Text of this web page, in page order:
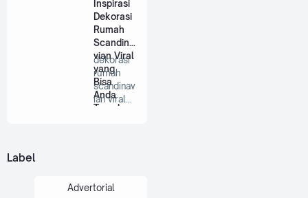
Alami
Maksima
l
besar …
Inspirasi
Dekorasi
Rumah
Scandina
vian Viral
yang
Bisa
Anda
Terapkan
dekorasi
rumah
scandinav
ian viral
Label
Advertorial